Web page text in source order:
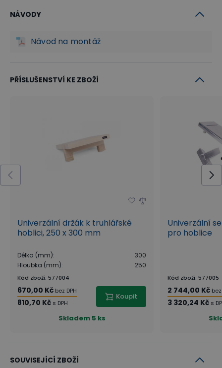
NÁVODY
Návod na montáž
PŘÍSLUŠENSTVÍ KE ZBOŽÍ
Univerzální držák k truhlářské
hoblici, 250 x 300 mm
Délka (mm):
300
Hloubka (mm): 250
Kód zboží: 577004
670,00 Kč bez DPH
810,70 Kč s DPH
Koupit
Skladem 5 ks
Univerzální
pro hoblice
Kód zboží: 577005
2 744,00 Kč bez
3 320,24 Kč s
SOUVISEJÍCÍ ZBOŽÍ